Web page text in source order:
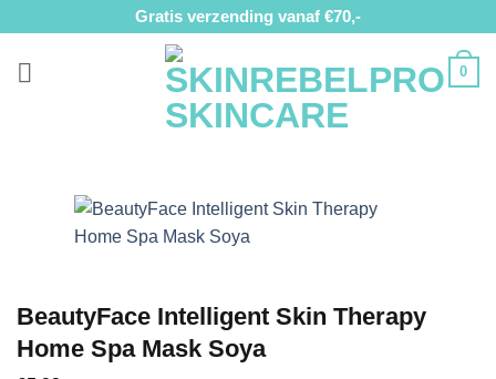
inhoud
Gratis verzending vanaf €70,-
0
BeautyFace Intelligent Skin Therapy
Home Spa Mask Soya